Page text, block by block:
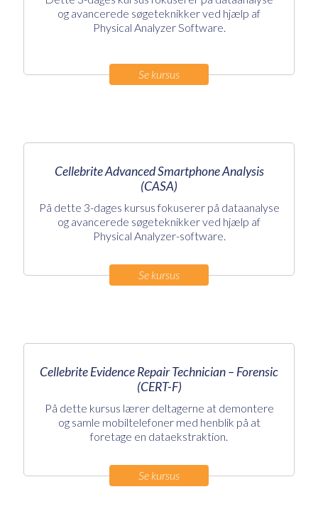
og avancerede søgeteknikker ved hjælp af
Physical Analyzer Software.
Se kursus
Cellebrite Advanced Smartphone Analysis
(CASA)
På dette 3-dages kursus fokuserer på dataanalyse
og avancerede søgeteknikker ved hjælp af
Physical Analyzer-software.
Se kursus
Cellebrite Evidence Repair Technician – Forensic
(CERT-F)
På dette kursus lærer deltagerne at demontere
og samle mobiltelefoner med henblik på at
foretage en dataekstraktion.
Se kursus